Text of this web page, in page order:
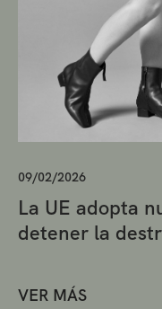
09/02/2026
La UE adopta
detener la
VER MÁS